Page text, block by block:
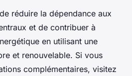
réduire la dépendance aux
et de contribuer à
en utilisant une
et renouvelable. Si vous
complémentaires, visitez